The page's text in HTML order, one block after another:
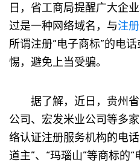
日，省工商局提醒广大企
过是一种网络域名，与注
所谓注册“电子商标”的电
惕，避免上当受骗。
据了解，近日，贵州省
公司、宏发米业公司等多
络认证注册服务机构的电
道主”、“玛瑙山”等商标的